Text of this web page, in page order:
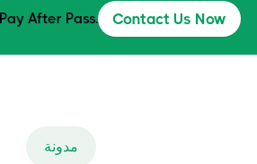
After Pass. Contact Us Now
مدونة